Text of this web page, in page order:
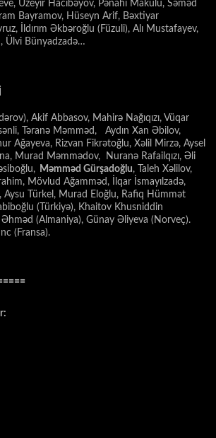
Üzeyir Hacıbəyov, Pənahi Makulu, Səməd
Bayramov, Hüseyn Arif, Bəxtiyar
İldırım Əkbəroğlu (Füzuli), Alı Mustafayev,
Ülvi Bünyadzadə…
Akif Abbasov, Mahirə Nağıqızı, Vüqar
Təranə Məmməd, Aydın Xan Əbilov,
Ağayeva, Rizvan Fikrətoğlu, Xəlil Mirzə, Aysel
Murad Məmmədov, Nuranə Rafailqızı, Əli
Məmməd Gürşadoğlu, Taleh Xəlilov,
Mövlud Ağamməd, İlqar İsmayılzadə,
Aysu Türkel, Murad Eloğlu, Rafiq Hümmət
(Türkiyə), Khaitov Khusniddin
(Almaniya), Günay Əliyeva (Norveç).
(Fransa).